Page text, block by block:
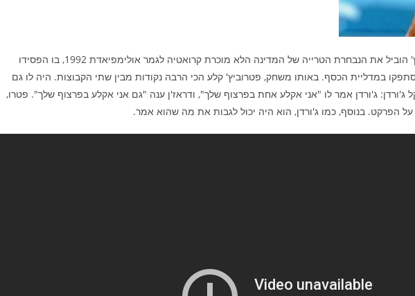
אחרי פיצול יוגוסלביה ב-1991, פטרוביץ' הוביל את הנבחרת הטרייה של המדינה הלא מוכרת קרואטיה לגמר אולימפיאדת 1992, בו הפסידו
במדליית הכסף. באותו משחק, פטרוביץ' קלע הכי הרבה נקודות מבין שתי הקבוצות. היה לו גם
ג'ורדן אמר לו "אני אקלע אחת בפרצוף שלך", ודראז'ן ענה "גם אני אקלע בפרצוף שלך". פטרו,
הפרקט. בנוסף, כמו ג'ורדן, הוא היה יכול לגבות את מה שהוא אמר.